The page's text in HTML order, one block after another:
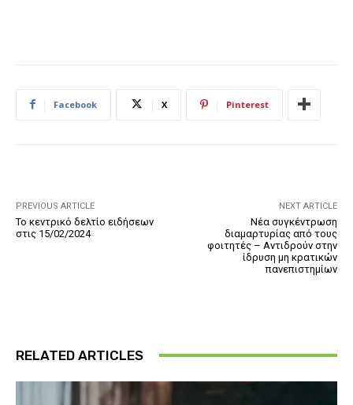
Facebook X Pinterest
PREVIOUS ARTICLE
Το κεντρικό δελτίο ειδήσεων
στις 15/02/2024
NEXT ARTICLE
Νέα συγκέντρωση
διαμαρτυρίας από τους
φοιτητές – Αντιδρούν στην
ίδρυση μη κρατικών
πανεπιστημίων
RELATED ARTICLES